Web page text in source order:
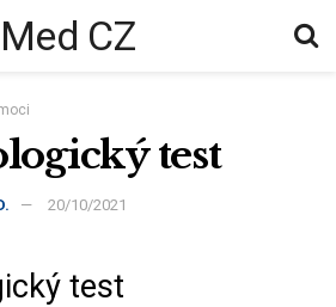
Med CZ
test
20/10/2021
test